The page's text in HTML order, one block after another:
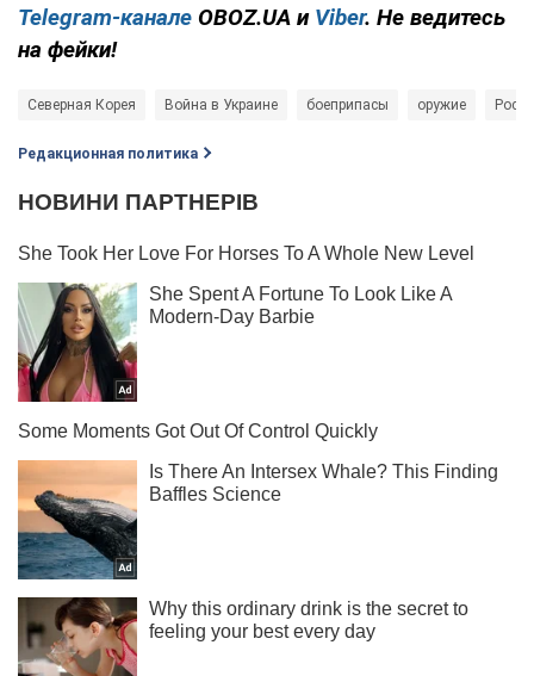
Telegram-канале OBOZ.UA и Viber. Не ведитесь
на фейки!
Северная Корея Война в Украине боеприпасы оружие
Редакционная политика